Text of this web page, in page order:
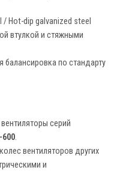
/ Hot-dip galvanized steel
втулкой и стяжными
балансировка по стандарту
серий
600.
вентиляторов других
и